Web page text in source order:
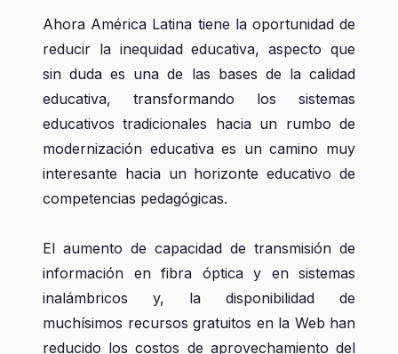
Ahora América Latina tiene la oportunidad de
reducir la inequidad educativa, aspecto que
sin duda es una de las bases de la calidad
educativa, transformando los sistemas
educativos tradicionales hacia un rumbo de
modernización educativa es un camino muy
interesante hacia un horizonte educativo de
competencias pedagógicas.
El aumento de capacidad de transmisión de
información en fibra óptica y en sistemas
inalámbricos y, la disponibilidad de
muchísimos recursos gratuitos en la Web han
reducido los costos de aprovechamiento del